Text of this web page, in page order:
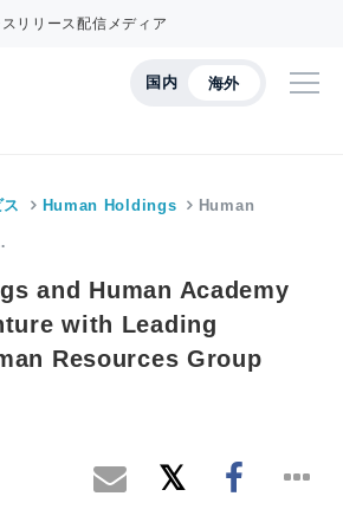
リリース配信メディア
国内 海外
Human Holdings Human
and Human Academy
with Leading
Resources Group